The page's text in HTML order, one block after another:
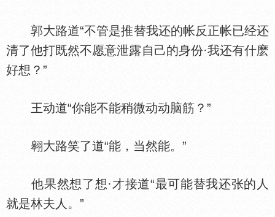
郭大路道“不管是推替我还的帐反正帐已经还
清了他打既然不愿意泄露自己的身份·我还有什麽
好想？”
王动道“你能不能稍微动动脑筋？”
翱大路笑了道“能，当然能。”
他果然想了想·才接道“最可能替我还张的人
就是林夫人。”